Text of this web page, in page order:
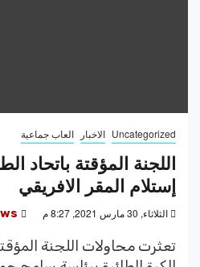
Uncategorized الاخبار العاب جماعية
اللجنة المؤقتة باتحاد
إستلام المقر الافريقي
الثلاثاء, 30 مارس 2021, 8:27 م
تعثرت محاولات اللجنة